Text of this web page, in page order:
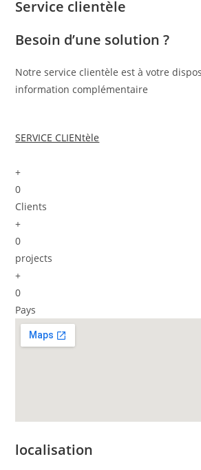
Service clientèle
Besoin d’une solution ?
Notre service clientèle est à votre
information complémentaire
SERVICE CLIENtèle
+
0
Clients
+
0
projects
+
0
Pays
localisation